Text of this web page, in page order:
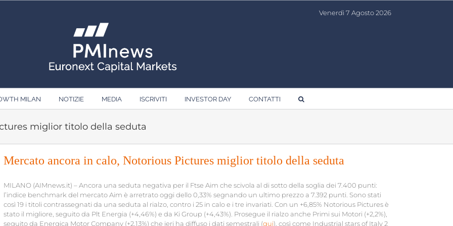
Venerdì 7 Agosto 2026
MILAN NOTIZIE MEDIA ISCRIVITI INVESTOR DAY CONTATTI
miglior titolo della seduta
Mercato ancora in calo, Notorious Pictures miglior titolo della seduta
MILANO (AIMnews.it) – Ancora una seduta negativa per il Ftse Aim che scivola al di sotto della soglia dei 7.400 punti:
l’indice benchmark del mercato Aim è arretrato oggi dello 0,33% segnando un ultimo prezzo a 7.392 punti. Sono stati
così 19 i titoli contrassegnati da una seduta al rialzo, contro i 25 in calo e i tre invariati. Con un +6,85% Notorious Pictures è
stato il migliore, seguito da Plt Energia (+4,46%) e da Ki Group (+4,43%). Prosegue il rialzo anche Primi sui Motori (+2,2%),
seguito da Energica Motor Company (+2,13%) che ieri ha diffuso i dati semestrali (qui), così come Industrial stars of Italy 2